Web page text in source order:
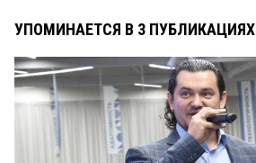
УПОМИНАЕТСЯ В 3 ПУБЛИКАЦИЯХ